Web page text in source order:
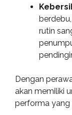
rutin
Dengan
akan memiliki
performa yang